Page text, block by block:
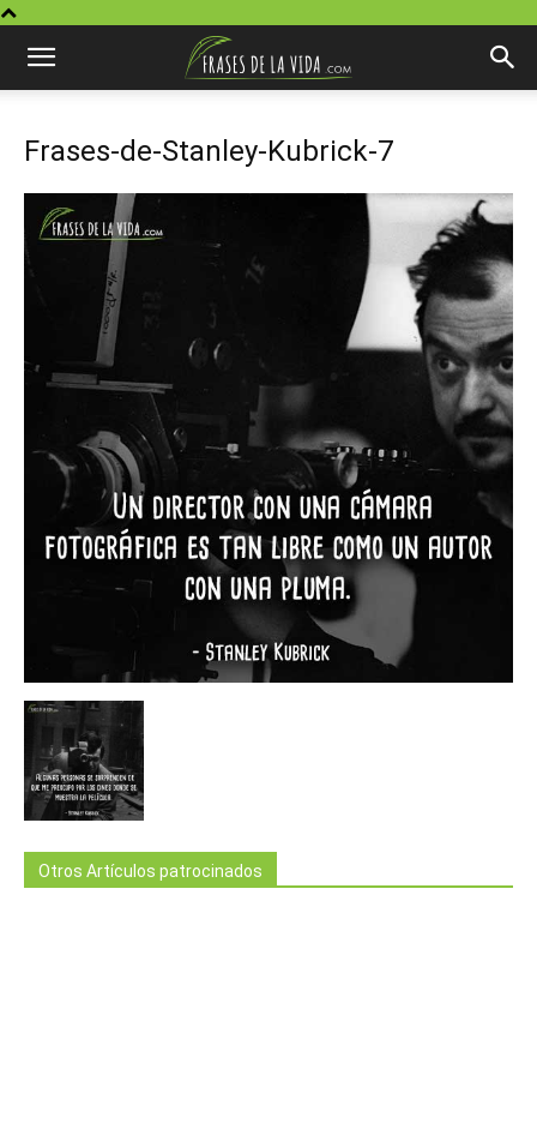
Frases-de-Stanley-Kubrick-7
Otros Artículos patrocinados